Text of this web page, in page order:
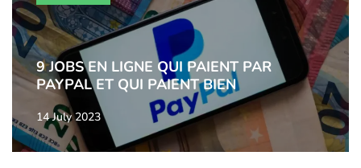
9 JOBS EN LIGNE QUI PAIENT PAR
PAYPAL ET QUI PAIENT BIEN
14 July 2023